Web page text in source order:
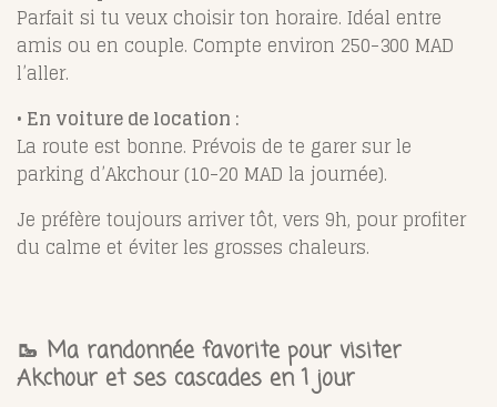
Parfait si tu veux choisir ton horaire. Idéal entre
amis ou en couple. Compte environ 250-300 MAD
l’aller.
• En voiture de location :
La route est bonne. Prévois de te garer sur le
parking d’Akchour (10-20 MAD la journée).
Je préfère toujours arriver tôt, vers 9h, pour profiter
du calme et éviter les grosses chaleurs.
🥾 Ma randonnée favorite pour visiter
Akchour et ses cascades en 1 jour